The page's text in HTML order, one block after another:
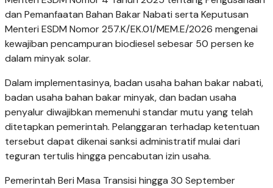
dan Pemanfaatan Bahan Bakar Nabati serta Keputusan
Menteri ESDM Nomor 257.K/EK.01/MEM.E/2026 mengenai
kewajiban pencampuran biodiesel sebesar 50 persen ke
dalam minyak solar.
Dalam implementasinya, badan usaha bahan bakar nabati,
badan usaha bahan bakar minyak, dan badan usaha
penyalur diwajibkan memenuhi standar mutu yang telah
ditetapkan pemerintah. Pelanggaran terhadap ketentuan
tersebut dapat dikenai sanksi administratif mulai dari
teguran tertulis hingga pencabutan izin usaha.
Pemerintah Beri Masa Transisi hingga 30 September